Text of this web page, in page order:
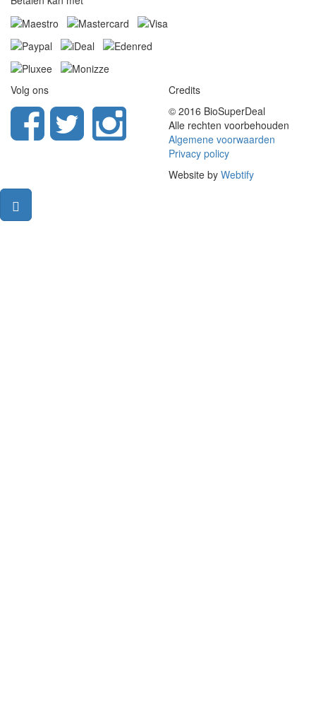
Volg ons
Credits
© 2016 BioSuperDeal
Alle rechten voorbehouden
Algemene voorwaarden
Privacy policy
Website by Webtify